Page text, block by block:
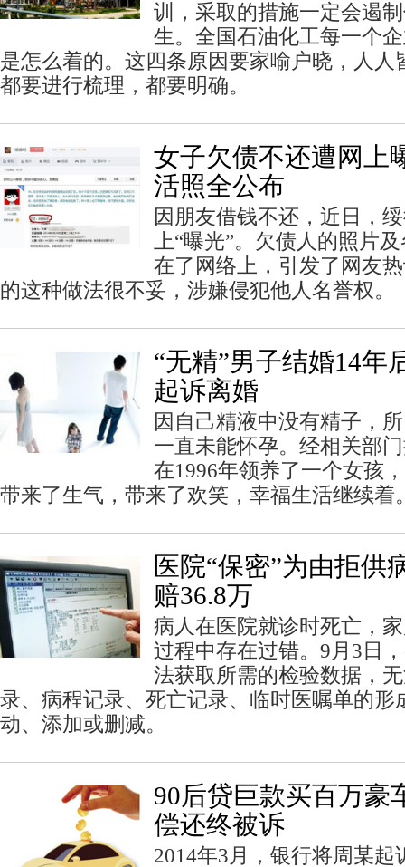
训，采取的措施一定会遏
生。全国石油化工每一个
是怎么着的。这四条原因要家喻户晓，人人
都要进行梳理，都要明确。
女子欠债不还遭网上
活照全公布
因朋友借钱不还，近日，
上“曝光”。欠债人的照片
在了网络上，引发了网友
的这种做法很不妥，涉嫌侵犯他人名誉权。
“无精”男子结婚14年
起诉离婚
因自己精液中没有精子，
一直未能怀孕。经相关部
在1996年领养了一个女孩
带来了生气，带来了欢笑，幸福生活继续着
医院“保密”为由拒供
赔36.8万
病人在医院就诊时死亡，
过程中存在过错。9月3日
法获取所需的检验数据，
录、病程记录、死亡记录、临时医嘱单的形
动、添加或删减。
90后贷巨款买百万豪
偿还终被诉
2014年3月，银行将周某